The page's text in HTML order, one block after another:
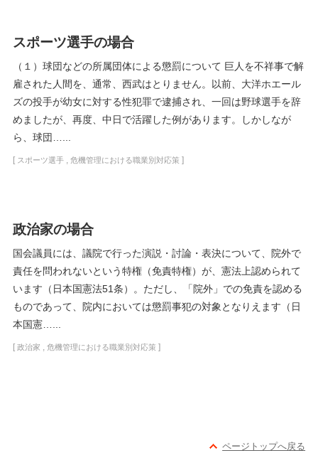
スポーツ選手の場合
（１）球団などの所属団体による懲罰について 巨人を不祥事で解
雇された人間を、通常、西武はとりません。以前、大洋ホエール
ズの投手が幼女に対する性犯罪で逮捕され、一回は野球選手を辞
めましたが、再度、中日で活躍した例があります。しかしなが
ら、球団…...
[ スポーツ選手, 危機管理における職業別対応策 ]
政治家の場合
国会議員には、議院で行った演説・討論・表決について、院外で
責任を問われないという特権（免責特権）が、憲法上認められて
います（日本国憲法51条）。ただし、「院外」での免責を認める
ものであって、院内においては懲罰事犯の対象となりえます（日
本国憲…...
[ 政治家 , 危機管理における職業別対応策 ]
ページトップへ戻る